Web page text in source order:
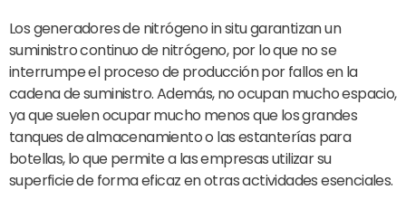
Los generadores de nitrógeno in situ garantizan un
suministro continuo de nitrógeno, por lo que no se
interrumpe el proceso de producción por fallos en la
cadena de suministro. Además, no ocupan mucho espacio,
ya que suelen ocupar mucho menos que los grandes
tanques de almacenamiento o las estanterías para
botellas, lo que permite a las empresas utilizar su
superficie de forma eficaz en otras actividades esenciales.